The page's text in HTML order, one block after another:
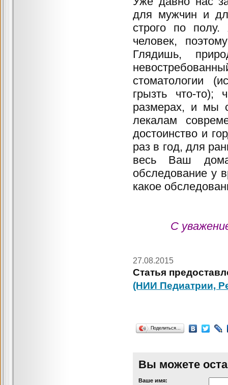
для мужчин и
строго по
человек,
Глядишь,
стоматологии
грызть что-то);
размерах, и мы
лекалам
достоинство и
раз в год, для
весь Ваш
обследование у
какое
С
27.08.2015
Статья
(НИИ Педиатрии,
Поделиться…
Вы можете
Ваше имя: